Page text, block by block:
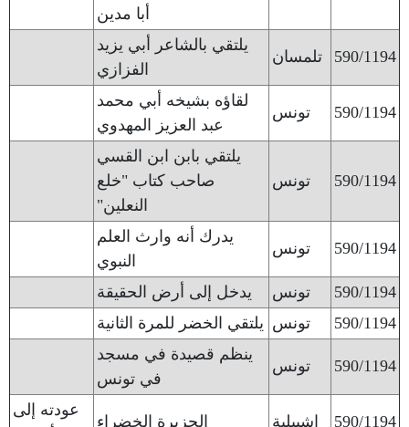
أبا مدين
590/1194 تلمسان
يلتقي بالشاعر أبي يزيد
الفزازي
590/1194 تونس
لقاؤه بشيخه أبي محمد
عبد العزيز المهدوي
590/1194 تونس
يلتقي بابن ابن القسي
صاحب كتاب "خلع
النعلين"
590/1194 تونس
يدرك أنه وارث العلم
النبوي
590/1194
تونس
يدخل إلى أرض الحقيقة
590/1194
تونس يلتقي الخضر للمرة الثانية
590/1194 تونس
ينظم قصيدة في مسجد
في تونس
590/1194 إشبيلية الجزيرة الخضراء
عودته إلى